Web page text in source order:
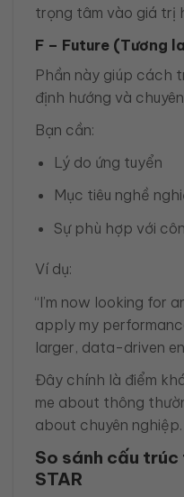
trọng tâm vào giá trị
F – Future (Tương
Phần này giúp cách
định hướng và
Bạn cần:
Lý do ứng tuyển
Mục tiêu nghề
Sự phù hợp với
Ví dụ:
“I’m now looking for
apply my
larger, data-driven
Đây chính là điểm
me about thông
about chuyên nghiệp.
So sánh cấu
STAR